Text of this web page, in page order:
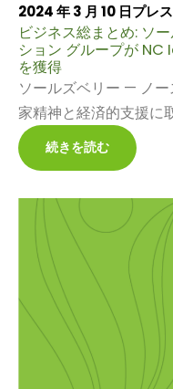
2024 年 3 月 10 日プレ
ビジネス総まとめ: ソ
ション グループが
を獲得
ソールズベリー — ノ
家精神と経済的支援に
続きを読む